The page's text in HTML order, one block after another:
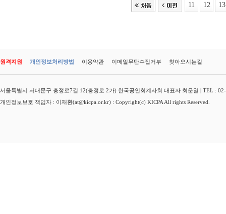
11 12 13
원격지원 개인정보처리방법 이용약관 이메일무단수집거부 찾아오시는길
서울특별시 서대문구 충정로7길 12(충정로 2가) 한국공인회계사회 대표자 최운열 | TEL :
개인정보보호 책임자 : 이재환(at@kicpa.or.kr) : Copyright(c) KICPA All rights Reserved.